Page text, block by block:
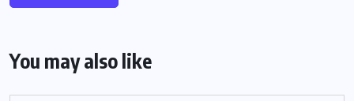
You may also like